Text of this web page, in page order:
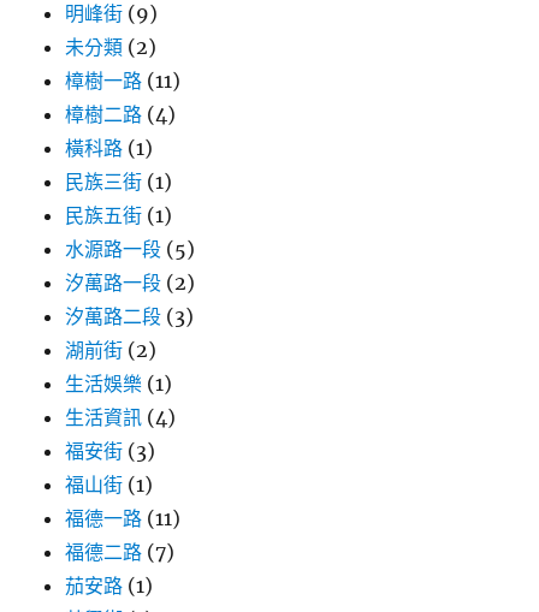
明峰街 (9)
未分類 (2)
樟樹一路 (11)
樟樹二路 (4)
橫科路 (1)
民族三街 (1)
民族五街 (1)
水源路一段 (5)
汐萬路一段 (2)
汐萬路二段 (3)
湖前街 (2)
生活娛樂 (1)
生活資訊 (4)
福安街 (3)
福山街 (1)
福德一路 (11)
福德二路 (7)
茄安路 (1)